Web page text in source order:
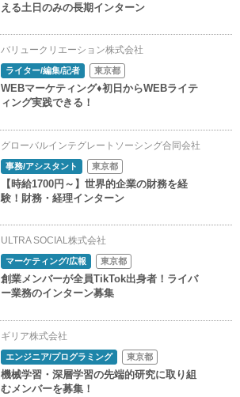
える土日のみの長期インターン
バリュークリエーション株式会社
ライター/編集/記者 東京都
WEBマーケティング♦初日からWEBライテ
ィング実践できる！
グローバルインテグレートソーシング合同会社
事務/アシスタント 東京都
【時給1700円～】世界的企業の財務を経
験！財務・経理インターン
ULTRA SOCIAL株式会社
マーケティング/広報 東京都
創業メンバーが全員TikTok出身者！ライバ
ー業務のインターン募集
ギリア株式会社
エンジニア/プログラミング 東京都
機械学習・深層学習の先端的研究に取り組
むメンバーを募集！